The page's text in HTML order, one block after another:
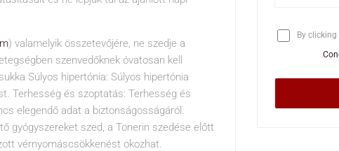
) valamelyik összetevőjére, ne szedje a
szenvedőknek óvatosan kell
Súlyos hipertónia: Súlyos hipertónia
Terhesség és szoptatás: Terhesség és
elegendő adat a biztonságosságáról.
gyógyszereket szed, a Tonerin szedése előtt
vérnyomáscsökkenést okozhat.
By